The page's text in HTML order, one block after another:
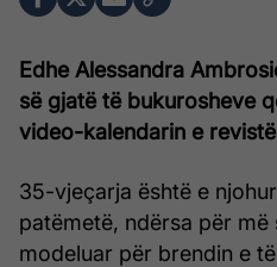
Edhe Alessandra
së gjatë të bukurosheve
video-kalendarin e
35-vjeçarja është e
patëmetë, ndërsa për më
modeluar për brendin e